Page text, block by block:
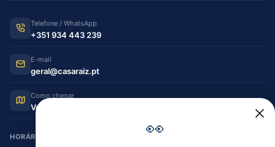
Telefone / WhatsApp
+351 934 443 239
E-mail
geral@casaraiz.pt
Como chegar
Ver no Google Maps
HORÁRIO DE FUNCIONAMENTO
👀